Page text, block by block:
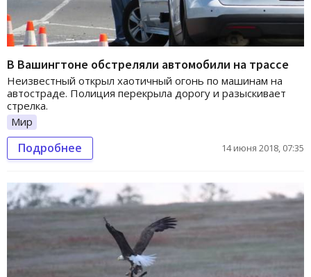
В Вашингтоне обстреляли автомобили на трассе
Неизвестный открыл хаотичный огонь по машинам на
автостраде. Полиция перекрыла дорогу и разыскивает
стрелка.
Мир
Подробнее 14 июня 2018, 07:35